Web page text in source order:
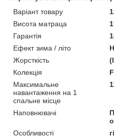
Варіант товару
Висота матраца
Гарантія
Ефект зима / літо
Жорсткість
Колекція
Максимальне
навантаження на 1
спальне місце
Наповнювачі
Особливості